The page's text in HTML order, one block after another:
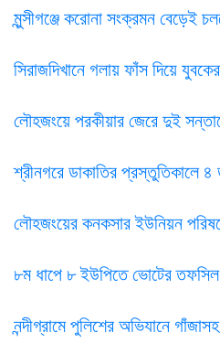
মুন্সীগঞ্জে করোনা সংক্রমন বেড়েই
সিরাজদিখানে গলায় ফাঁস দিয়ে
লৌহজংয়ে পরকীয়ার জেরে দুই
শ্রীনগরে ডাকাতির প্রস্তুতিকালে ৪
লৌহজংয়ের কনকসার ইউনিয়ন
৮ম ধাপে ৮ ইউপিতে ভোটের তফসিল
নন্দীগ্রামে পুলিশের অভিযানে